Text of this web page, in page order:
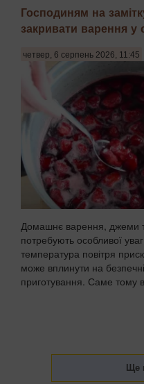
Господиням на
закривати варення у
четвер, 6 серпень 2026, 11:45
Домашнє варення, джеми та
потребують особливої
температура повітря
може вплинути на
приготування. Саме тому